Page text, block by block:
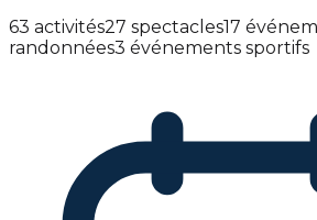
63 activités27 spectacles17
randonnées3 événements sportifs